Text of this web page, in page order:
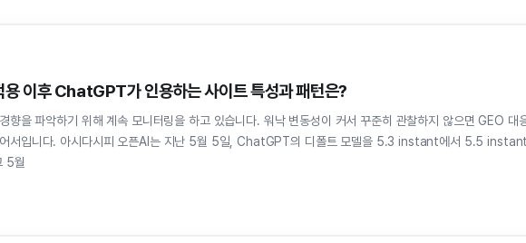
이후 ChatGPT가 인용하는 사이트 특성과 패턴은?
을 파악하기 위해 계속 모니터링을 하고 있습니다. 워낙 변동성이 커서 꾸준히 관찰하지 않으면 GEO 대
어서입니다. 아시다시피 오픈AI는 지난 5월 5일, ChatGPT의 디폴트 모델을 5.3 instant에서 5.5
5월